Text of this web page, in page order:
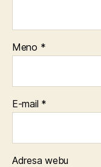
Meno *
E-mail *
Adresa webu